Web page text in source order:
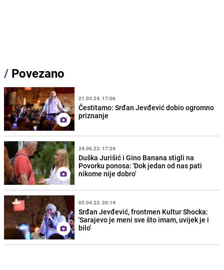
/ Povezano
21.03.24. 17:06
Čestitamo: Srđan Jevđević dobio ogromno
priznanje
24.06.23. 17:24
Duška Jurišić i Gino Banana stigli na
Povorku ponosa: 'Dok jedan od nas pati
nikome nije dobro'
05.04.23. 20:14
Srđan Jevđević, frontmen Kultur Shocka:
'Sarajevo je meni sve što imam, uvijek je i
bilo'